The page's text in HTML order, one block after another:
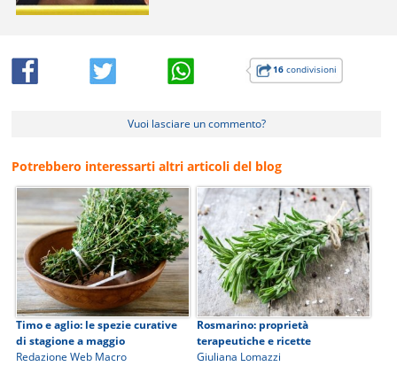
16condivisioni
Vuoi lasciare un commento?
Potrebbero interessarti altri articoli del blog
Timo e aglio: le spezie curative
di stagione a maggio
Redazione Web Macro
Rosmarino: proprietà
terapeutiche e ricette
Giuliana Lomazzi